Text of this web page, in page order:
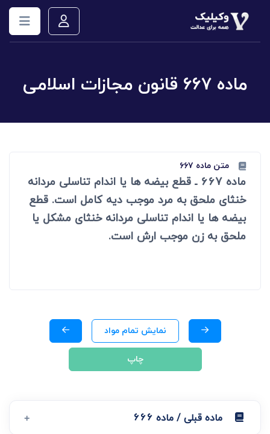
ماده ۶۶۷ قانون مجازات اسلامی
متن ماده ۶۶۷
ماده 667 ـ قطع بیضه ها یا اندام تناسلی مردانه
خنثای ملحق به مرد موجب دیه کامل است. قطع
بیضه ها یا اندام تناسلی مردانه خنثای مشکل یا
ملحق به زن موجب ارش است.
نمایش تمام مواد
چاپ
ماده قبلی / ماده 666